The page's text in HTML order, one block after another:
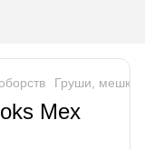
Груши, мешки
Mex